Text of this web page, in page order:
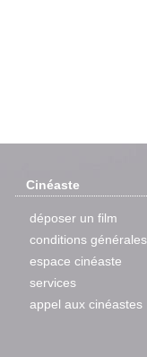
Cinéaste
déposer un film
conditions générales
espace cinéaste
services
appel aux cinéastes